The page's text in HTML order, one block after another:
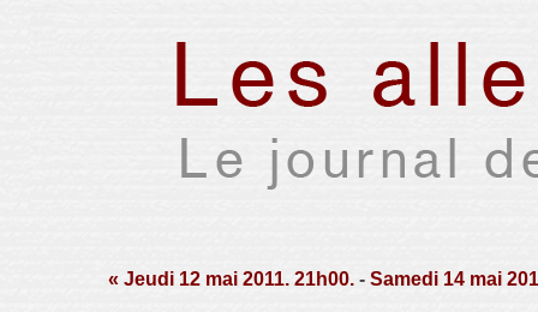
« Jeudi 12 mai 2011. 21h00. - Samedi 14 mai